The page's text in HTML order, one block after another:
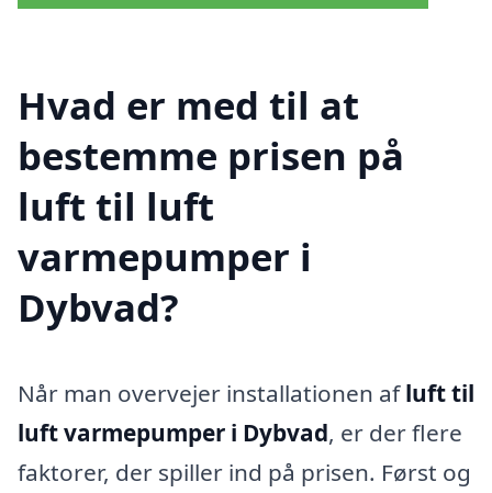
Hvad er med til at
bestemme prisen på
luft til luft
varmepumper i
Dybvad?
Når man overvejer installationen afluft til
luft varmepumper i Dybvad, er der flere
faktorer, der spiller ind på prisen. Først og